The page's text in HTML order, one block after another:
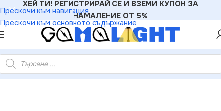
Прескочи към навигация
Прескочи към основното съдържание
ХЕЙ ТИ! РЕГИСТРИРАЙ СЕ И ВЗЕМИ КУПОН ЗА
НАМАЛЕНИЕ ОТ 5%
Ленти»V-TAC VT-2692 LED Захранване 300W 12V 25A IP20